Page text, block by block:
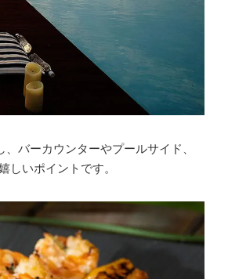
バーカウンターやプールサイド、
しいポイントです。